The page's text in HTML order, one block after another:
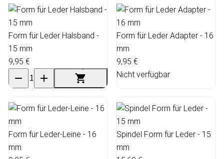
Form für Leder Halsband -
15 mm
9,95 €
Form für Leder Adapter - 16
mm
9,95 €
Nicht verfügbar
Form für Leder-Leine - 16
mm
Spindel Form für Leder - 15
mm